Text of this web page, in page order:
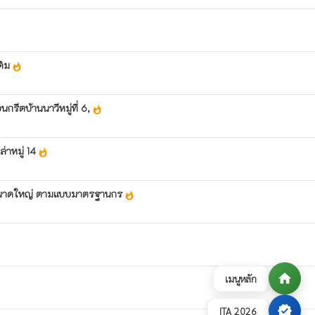
เมนูหลัก home
ITA 2026 verified
ม whatshot
นกรีตบ้านนาวีหมู่ที่ 6, whatshot
าหมู่ 14 whatshot
าดใหญ่ ตามแบบมาตรฐานกรwhatshot